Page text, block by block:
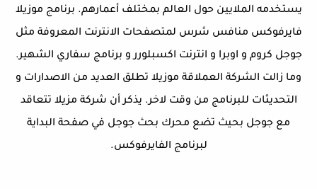
يستخدمه الملايين حول العالم بمختلف أعمارهم. برنامج موزيلا
فايرفوكس منافس شرس لمتصفحات الانترنت المعروفة مثل
جوجل كروم و اوبرا و انترنت اكسبلورر و برنامج سفاري الشهير.
وما زالت الشركة العملاقة موزيلا تطلق العديد من الاصدارات و
التحديثات للبرنامج من وقت لاخر. يذكر أن شركة مزيلا تتعاقد
مع جوجل بحيث تضع محرك بحث جوجل في صفحة البداية
لبرنامج الفايرفوكس.